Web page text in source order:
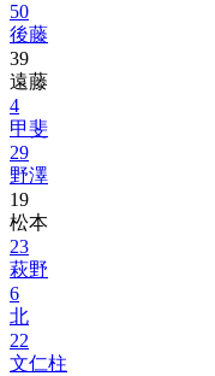
50
後藤
39
遠藤
4
甲斐
29
野澤
19
松本
23
萩野
6
北
22
文仁柱